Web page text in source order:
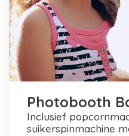
Photobooth
inclusief popcornmachine en
suikerspinmachine